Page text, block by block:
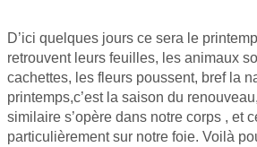
D’ici quelques jours ce sera le
retrouvent leurs feuilles, les animaux
cachettes, les fleurs poussent, bref la
printemps,c’est la saison du
similaire s’opère dans notre corps , et
particulièrement sur notre foie. Voilà